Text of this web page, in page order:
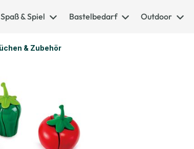
Spaß & Spiel Bastelbedarf Outdoor
& Zubehör